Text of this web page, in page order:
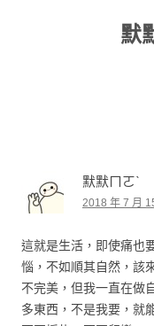
默
默默ㄇㄛˋ
2018 年 7 月
這就是生活，即使痛也
惱，不如順其自然，該
不完美，但我一直在做
多東西，不是我要，就